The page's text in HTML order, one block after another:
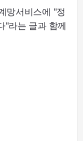
망서비스에 "정
"라는 글과 함께